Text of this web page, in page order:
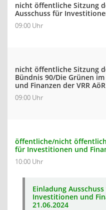
nicht öffentliche Sitzung
Ausschuss für
09:00 Uhr
nicht öffentliche Sitzung
Bündnis 90/Die Grünen
und Finanzen der VRR AöR
09:00 Uhr
öffentliche/nicht
für Investitionen und
10:00 Uhr
Einladung
Investitionen und
21.06.2024